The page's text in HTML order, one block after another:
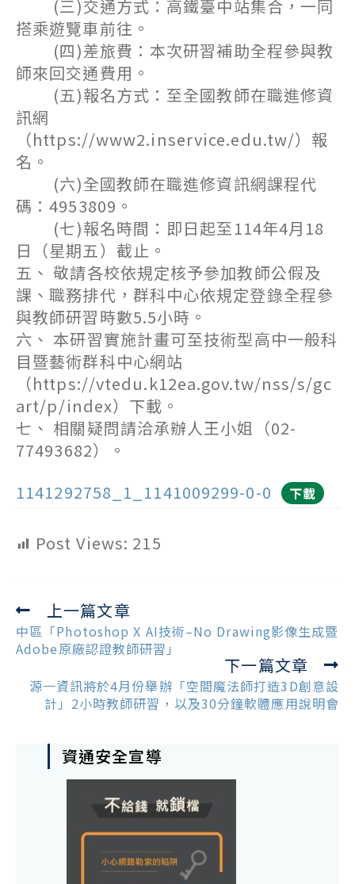
(三)交通方式：高鐵臺中站集合，一同
搭乘遊覽車前往。
(四)差旅費：本次研習補助全程參與教
師來回交通費用。
(五)報名方式：至全國教師在職進修資
訊網
（https://www2.inservice.edu.tw/）報
名。
(六)全國教師在職進修資訊網課程代
碼：4953809。
(七)報名時間：即日起至114年4月18
日（星期五）截止。
五、 敬請各校依規定核予參加教師公假及
課、職務排代，群科中心依規定登錄全程參
與教師研習時數5.5小時。
六、 本研習實施計畫可至技術型高中一般科
目暨藝術群科中心網站
（https://vtedu.k12ea.gov.tw/nss/s/gc
art/p/index）下載。
七、 相關疑問請洽承辦人王小姐（02-
77493682）。
1141292758_1_1141009299-0-0
下載
Post Views: 215
Read
more
articles
上一篇文章
中區「Photoshop X AI技術–No Drawing影像生成暨
Adobe原廠認證教師研習」
下一篇文章
源一資訊將於4月份舉辦「空間魔法師打造3D創意設
計」2小時教師研習，以及30分鐘軟體應用說明會
資通安全宣導